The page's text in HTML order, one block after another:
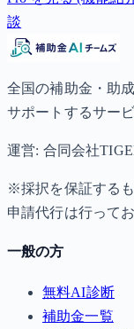
談
全国の補助金・助
サポートするサービ
運営: 合同会社
※採択を保証する
申請代行は行って
一般の方
無料AI診断
補助金一覧